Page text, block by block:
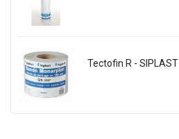
Tectofin R - SIPLAST